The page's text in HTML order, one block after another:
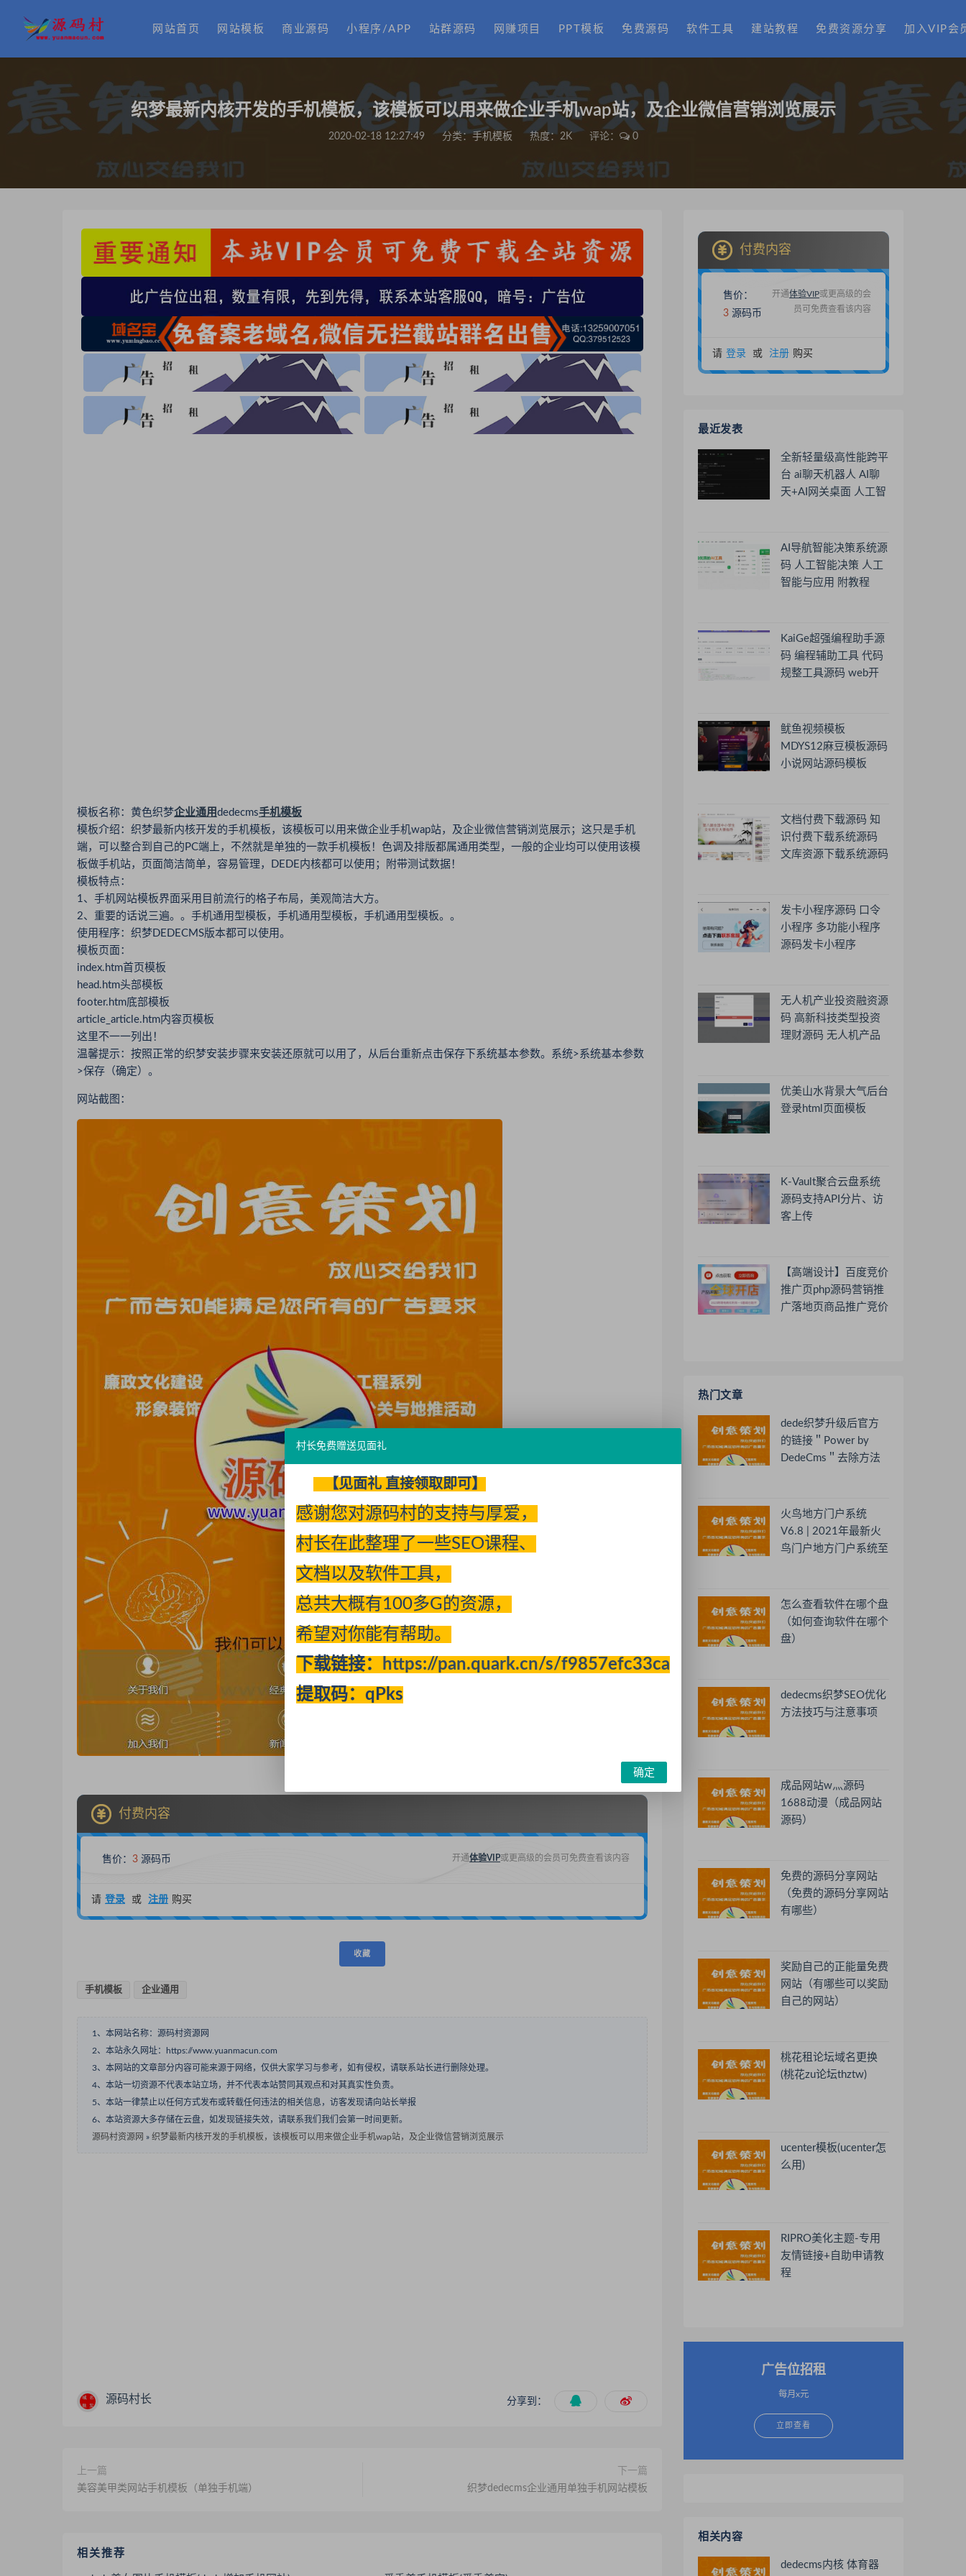
网站首页 网站模板 商业源码 小程序/APP 站群源码 网赚项目 PPT模板 免费源码 软件工具 建站教程 免费资源分享 加入VIP会
织梦最新内核开发的手机模板，该模板可以用来做企业手机wap站，及企业微信营销浏览展示
2020-02-18 12:27:49 分类： 手机模板 热度：2K 评论： 0
模板名称：黄色织梦企业通用dedecms手机模板
模板介绍：织梦最新内核开发的手机模板，该模板可以用来做企业手机wap站，及企业微信营销浏览展示；这只是手机
端，可以整合到自己的PC端上，不然就是单独的一款手机模板！色调及排版都属通用类型，一般的企业均可以使用该模
板做手机站，页面简洁简单，容易管理，DEDE内核都可以使用；附带测试数据！
模板特点：
1、手机网站模板界面采用目前流行的格子布局，美观简洁大方。
2、重要的话说三遍。。手机通用型模板，手机通用型模板，手机通用型模板。。
使用程序：织梦DEDECMS版本都可以使用。
模板页面：
index.htm首页模板
head.htm头部模板
footer.htm底部模板
article_article.htm内容页模板
这里不一一列出！
温馨提示：按照正常的织梦安装步骤来安装还原就可以用了，从后台重新点击保存下系统基本参数。系统>系统基本参数
>保存（确定）。
网站截图：
付费内容
售价： 3 源码币 开通体验VIP或更高级的会员可免费查看该内容
请 登录 或 注册 购买
收藏
手机模板 企业通用
1、本网站名称：源码村资源网
2、本站永久网址：https://www.yuanmacun.com
3、本网站的文章部分内容可能来源于网络，仅供大家学习与参考，如有侵权，请联系站长进行删除处理。
4、本站一切资源不代表本站立场，并不代表本站赞同其观点和对其真实性负责。
5、本站一律禁止以任何方式发布或转载任何违法的相关信息，访客发现请向站长举报
6、本站资源大多存储在云盘，如发现链接失效，请联系我们我们会第一时间更新。
源码村资源网 » 织梦最新内核开发的手机模板，该模板可以用来做企业手机wap站，及企业微信营销浏览展示
源码村长 分享到：
上一篇
美容美甲类网站手机模板（单独手机端）
下一篇
织梦dedecms企业通用单独手机网站模板
相关推荐
付费内容
售价：
3 源码币
开通体验VIP或更高级的会
员可免费查看该内容
请 登录 或 注册 购买
最近发表
全新轻量级高性能跨平
台 ai聊天机器人 AI聊
天+AI网关桌面 人工智
AI导航智能决策系统源
码 人工智能决策 人工
智能与应用 附教程
KaiGe超强编程助手源
码 编程辅助工具 代码
规整工具源码 web开
鱿鱼视频模板
MDYS12麻豆模板源码
小说网站源码模板
文档付费下载源码 知
识付费下载系统源码
文库资源下载系统源码
发卡小程序源码 口令
小程序 多功能小程序
源码发卡小程序
无人机产业投资融资源
码 高新科技类型投资
理财源码 无人机产品
优美山水背景大气后台
登录html页面模板
K-Vault聚合云盘系统
源码支持API分片、访
客上传
【高端设计】百度竞价
推广页php源码营销推
广落地页商品推广竞价
热门文章
dede织梦升级后官方
的链接＂Power by
DedeCms＂去除方法
火鸟地方门户系统
V6.8 | 2021年最新火
鸟门户地方门户系统至
怎么查看软件在哪个盘
（如何查询软件在哪个
盘）
dedecms织梦SEO优化
方法技巧与注意事项
成品网站w灬源码
1688动漫（成品网站
源码）
免费的源码分享网站
（免费的源码分享网站
有哪些）
奖励自己的正能量免费
网站（有哪些可以奖励
自己的网站）
桃花租论坛域名更换
(桃花zu论坛thztw)
ucenter模板(ucenter怎
么用)
RIPRO美化主题-专用
友情链接+自助申请教
程
广告位招租
每月x元
立即查看
相关内容
dedecms内核 体育器
村长免费赠送见面礼
【见面礼 直接领取即可】
感谢您对源码村的支持与厚爱，
村长在此整理了一些SEO课程、
文档以及软件工具，
总共大概有100多G的资源，
希望对你能有帮助。
下载链接：
https://pan.quark.cn/s/f9857efc33ca
提取码：qPks
确定